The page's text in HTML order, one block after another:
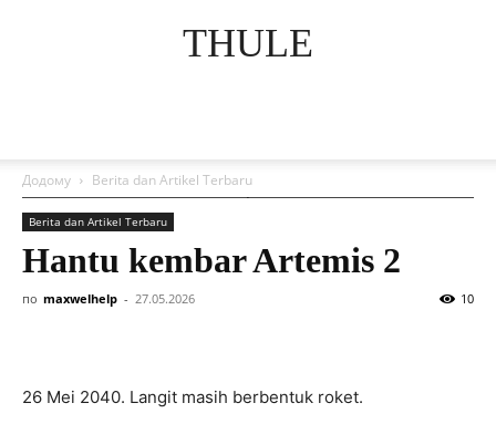
THULE
Додому Berita dan Artikel Terbaru
Berita dan Artikel Terbaru
Hantu kembar Artemis 2
по maxwelhelp - 27.05.2026 10
26 Mei 2040. Langit masih berbentuk roket.